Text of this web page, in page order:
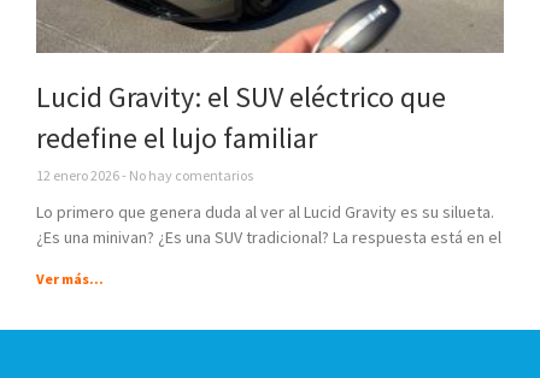
Lucid Gravity: el SUV eléctrico que
redefine el lujo familiar
12 enero 2026 No hay comentarios
Lo primero que genera duda al ver al Lucid Gravity es su silueta.
¿Es una minivan? ¿Es una SUV tradicional? La respuesta está en el
Ver más...